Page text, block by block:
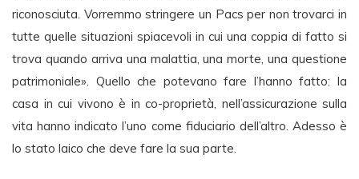
riconosciuta. Vorremmo stringere un Pacs per non trovarci in
tutte quelle situazioni spiacevoli in cui una coppia di fatto si
trova quando arriva una malattia, una morte, una questione
patrimoniale». Quello che potevano fare l’hanno fatto: la
casa in cui vivono è in co-proprietà, nell’assicurazione sulla
vita hanno indicato l’uno come fiduciario dell’altro. Adesso è
lo stato laico che deve fare la sua parte.